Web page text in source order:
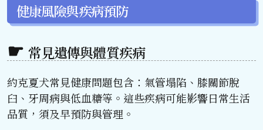
健康風險與疾病預防
常見遺傳與體質疾病
約克夏犬常見健康問題包含：氣管塌陷、膝關節脫
臼、牙周病與低血糖等。這些疾病可能影響日常生活
品質，須及早預防與管理。